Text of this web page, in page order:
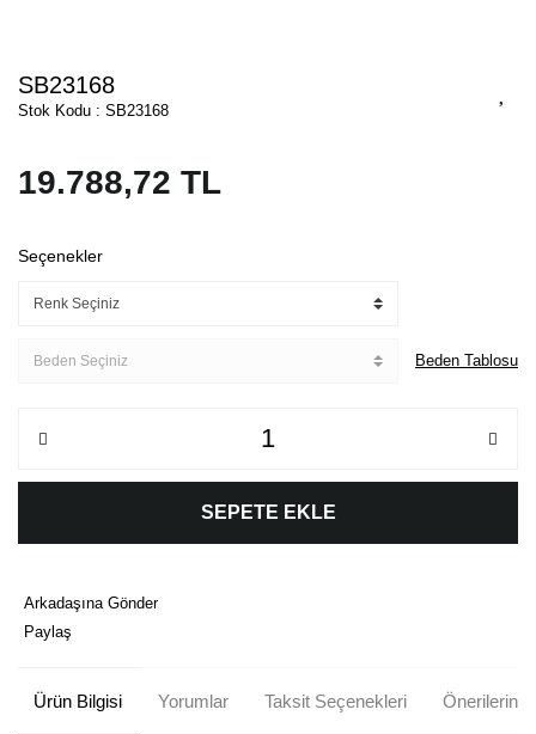
SB23168
Stok Kodu : SB23168
19.788,72 TL
Seçenekler
Beden Tablosu
SEPETE EKLE
Arkadaşına Gönder
Paylaş
Ürün Bilgisi Yorumlar Taksit Seçenekleri Önerileriniz